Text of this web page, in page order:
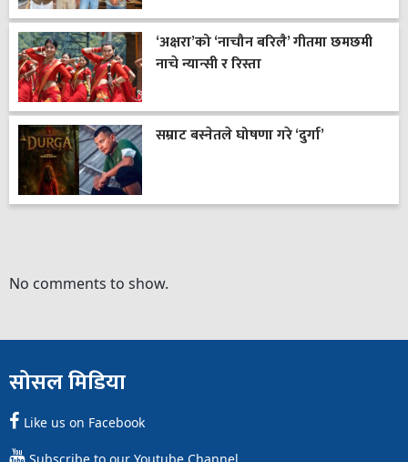
‘अक्षरा’को ‘नाचौन बरिलै’ गीतमा छमछमी
नाचे न्यान्सी र रिस्ता
सम्राट बस्नेतले घोषणा गरे ‘दुर्गा’
No comments to show.
सोसल मिडिया
Like us on Facebook